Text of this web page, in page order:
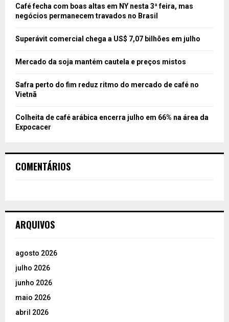
Café fecha com boas altas em NY nesta 3ª feira, mas
negócios permanecem travados no Brasil
Superávit comercial chega a US$ 7,07 bilhões em julho
Mercado da soja mantém cautela e preços mistos
Safra perto do fim reduz ritmo do mercado de café no
Vietnã
Colheita de café arábica encerra julho em 66% na área da
Expocacer
COMENTÁRIOS
ARQUIVOS
agosto 2026
julho 2026
junho 2026
maio 2026
abril 2026